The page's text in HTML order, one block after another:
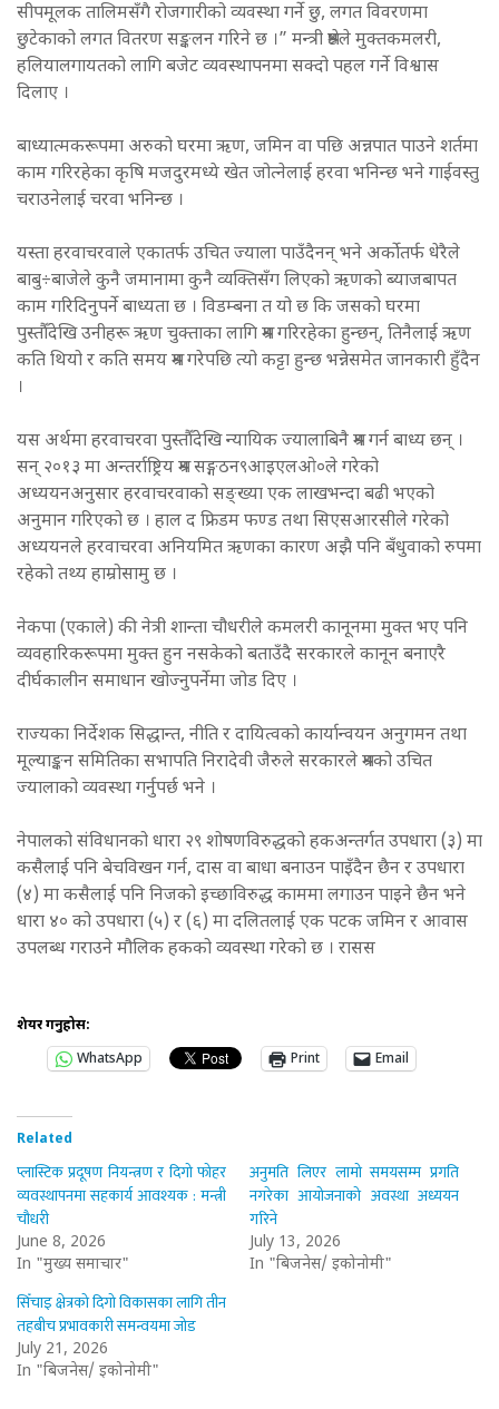
सीपमूलक तालिमसँगै रोजगारीको व्यवस्था गर्ने छु, लगत विवरणमा
छुटेकाको लगत वितरण सङ्कलन गरिने छ ।” मन्त्री श्रेष्ठले मुक्तकमलरी,
हलियालगायतको लागि बजेट व्यवस्थापनमा सक्दो पहल गर्ने विश्वास
दिलाए ।
बाध्यात्मकरूपमा अरुको घरमा ऋण, जमिन वा पछि अन्नपात पाउने शर्तमा
काम गरिरहेका कृषि मजदुरमध्ये खेत जोत्नेलाई हरवा भनिन्छ भने गाईवस्तु
चराउनेलाई चरवा भनिन्छ ।
यस्ता हरवाचरवाले एकातर्फ उचित ज्याला पाउँदैनन् भने अर्कोतर्फ धेरैले
बाबु÷बाजेले कुनै जमानामा कुनै व्यक्तिसँग लिएको ऋणको ब्याजबापत
काम गरिदिनुपर्ने बाध्यता छ । विडम्बना त यो छ कि जसको घरमा
पुस्तौँदेखि उनीहरू ऋण चुक्ताका लागि श्रम गरिरहेका हुन्छन्, तिनैलाई ऋण
कति थियो र कति समय श्रम गरेपछि त्यो कट्टा हुन्छ भन्नेसमेत जानकारी हुँदैन
।
यस अर्थमा हरवाचरवा पुस्तौँदेखि न्यायिक ज्यालाबिनै श्रम गर्न बाध्य छन् ।
सन् २०१३ मा अन्तर्राष्ट्रिय श्रम सङ्गठन९आइएलओ०ले गरेको
अध्ययनअनुसार हरवाचरवाको सङ्ख्या एक लाखभन्दा बढी भएको
अनुमान गरिएको छ । हाल द फ्रिडम फण्ड तथा सिएसआरसीले गरेको
अध्ययनले हरवाचरवा अनियमित ऋणका कारण अझै पनि बँधुवाको रुपमा
रहेको तथ्य हाम्रोसामु छ ।
नेकपा (एकाले) की नेत्री शान्ता चौधरीले कमलरी कानूनमा मुक्त भए पनि
व्यवहारिकरूपमा मुक्त हुन नसकेको बताउँदै सरकारले कानून बनाएरै
दीर्घकालीन समाधान खोज्नुपर्नेमा जोड दिए ।
राज्यका निर्देशक सिद्धान्त, नीति र दायित्वको कार्यान्वयन अनुगमन तथा
मूल्याङ्कन समितिका सभापति निरादेवी जैरुले सरकारले श्रमको उचित
ज्यालाको व्यवस्था गर्नुपर्छ भने ।
नेपालको संविधानको धारा २९ शोषणविरुद्धको हकअन्तर्गत उपधारा (३) मा
कसैलाई पनि बेचविखन गर्न, दास वा बाधा बनाउन पाइँदैन छैन र उपधारा
(४) मा कसैलाई पनि निजको इच्छाविरुद्ध काममा लगाउन पाइने छैन भने
धारा ४० को उपधारा (५) र (६) मा दलितलाई एक पटक जमिन र आवास
उपलब्ध गराउने मौलिक हकको व्यवस्था गरेको छ । रासस
शेयर गर्नुहोस:
WhatsApp
Print Email
Related
प्लास्टिक प्रदूषण नियन्त्रण र दिगो फोहर
व्यवस्थापनमा सहकार्य आवश्यक : मन्त्री
चौधरी
June 8, 2026
In "मुख्य समाचार"
अनुमति लिएर लामो समयसम्म प्रगति
नगरेका आयोजनाको अवस्था अध्ययन
गरिने
July 13, 2026
In "बिजनेस/ इकोनोमी"
सिँचाइ क्षेत्रको दिगो विकासका लागि तीन
तहबीच प्रभावकारी समन्वयमा जोड
July 21, 2026
In "बिजनेस/ इकोनोमी"